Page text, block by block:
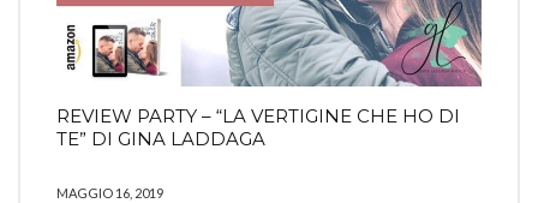
REVIEW PARTY – “LA VERTIGINE CHE HO DI
TE” DI GINA LADDAGA
MAGGIO 16, 2019